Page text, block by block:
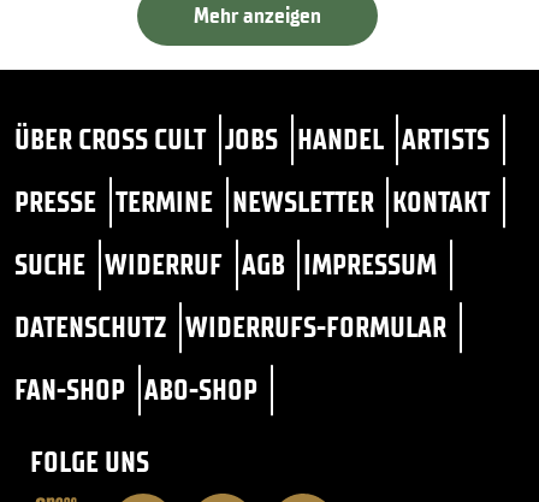
Mehr anzeigen
ÜBER CROSS CULT JOBS HANDEL ARTISTS
PRESSE TERMINE NEWSLETTER KONTAKT
SUCHE WIDERRUF AGB IMPRESSUM
DATENSCHUTZ WIDERRUFS-FORMULAR
FAN-SHOP ABO-SHOP
FOLGE UNS